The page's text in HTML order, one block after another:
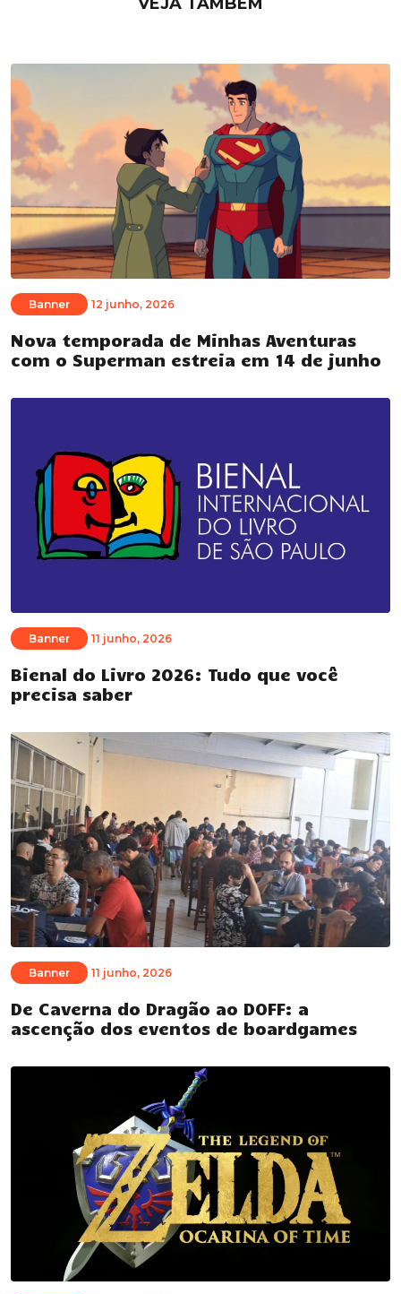
Banner 12 junho, 2026
Nova temporada de Minhas Aventuras
com o Superman estreia em 14 de junho
Banner 11 junho, 2026
Bienal do Livro 2026: Tudo que você
precisa saber
Banner 11 junho, 2026
De Caverna do Dragão ao DOFF: a
ascenção dos eventos de boardgames